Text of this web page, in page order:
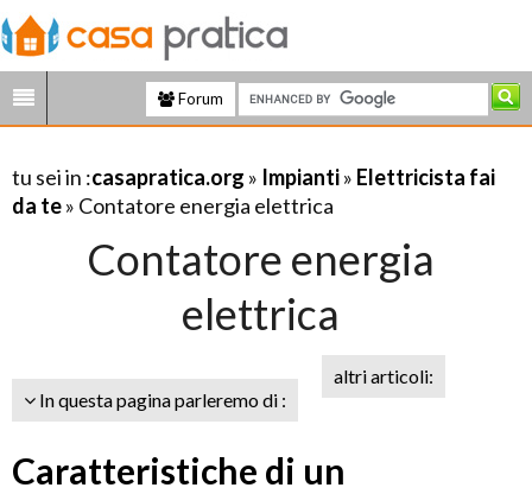
Forum
tu sei in :casapratica.org » Impianti» Elettricista fai
da te» Contatore energia elettrica
Contatore energia
elettrica
In questa pagina parleremo di :
altri articoli:
Caratteristiche di un